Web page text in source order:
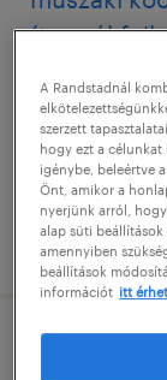
szeged,
főiskolai,
megjelenítve
head of
A Randstadnál
szerzett
hogy ezt a
igénybe, beleértve
Önt, amikor a
nyerjünk arról,
alap süti beállítások
amennyiben
beállítások
információt itt